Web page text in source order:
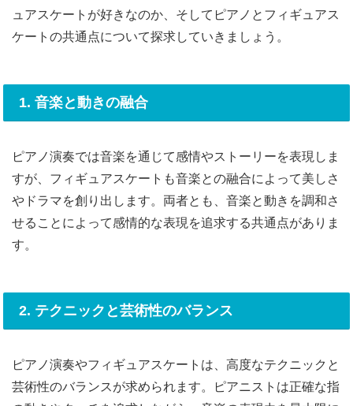
ュアスケートが好きなのか、そしてピアノとフィギュアス
ケートの共通点について探求していきましょう。
1. 音楽と動きの融合
ピアノ演奏では音楽を通じて感情やストーリーを表現しま
すが、フィギュアスケートも音楽との融合によって美しさ
やドラマを創り出します。両者とも、音楽と動きを調和さ
せることによって感情的な表現を追求する共通点がありま
す。
2. テクニックと芸術性のバランス
ピアノ演奏やフィギュアスケートは、高度なテクニックと
芸術性のバランスが求められます。ピアニストは正確な指